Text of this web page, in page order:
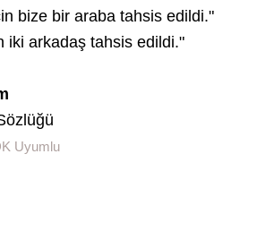
bize bir araba tahsis edildi."
iki arkadaş tahsis edildi."
Uyumlu